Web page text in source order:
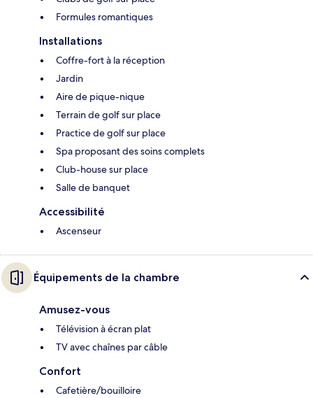
Formules romantiques
Installations
Coffre-fort à la réception
Jardin
Aire de pique-nique
Terrain de golf sur place
Practice de golf sur place
Spa proposant des soins complets
Club-house sur place
Salle de banquet
Accessibilité
Ascenseur
Équipements de la chambre
Amusez-vous
Télévision à écran plat
TV avec chaînes par câble
Confort
Cafetière/bouilloire